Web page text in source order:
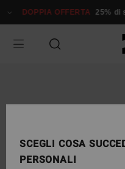
alle
prodotto
DOPPIA OFFERTA 25% di
SCEGLI COSA
PERSONALI